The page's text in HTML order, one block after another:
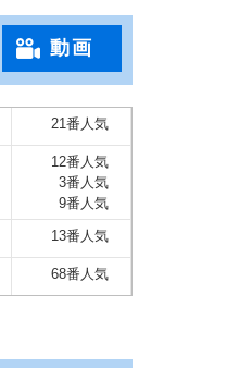
動画
21番人気
12番人気
3番人気
9番人気
13番人気
68番人気